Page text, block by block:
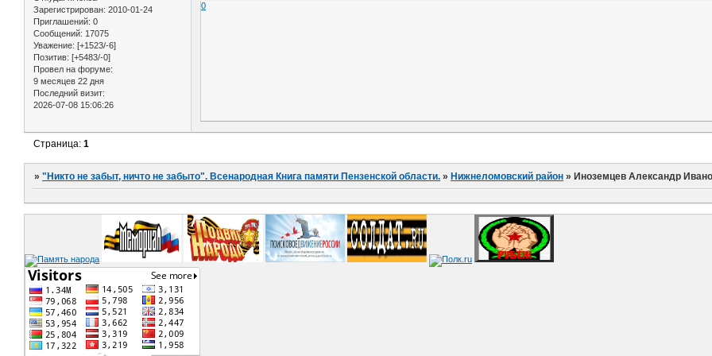
Зарегистрирован: 2010-01-24
Приглашений: 0
Сообщений: 17075
Уважение: [+1523/-6]
Позитив: [+5483/-0]
Провел на форуме:
9 месяцев 22 дня
Последний визит:
2026-07-08 15:06:26
0
Страница:1
»"Никто не забыт, ничто не забыто". Всенародная Книга памяти Пензенской области. » Нижнеломовский район » Иноземцев Александр